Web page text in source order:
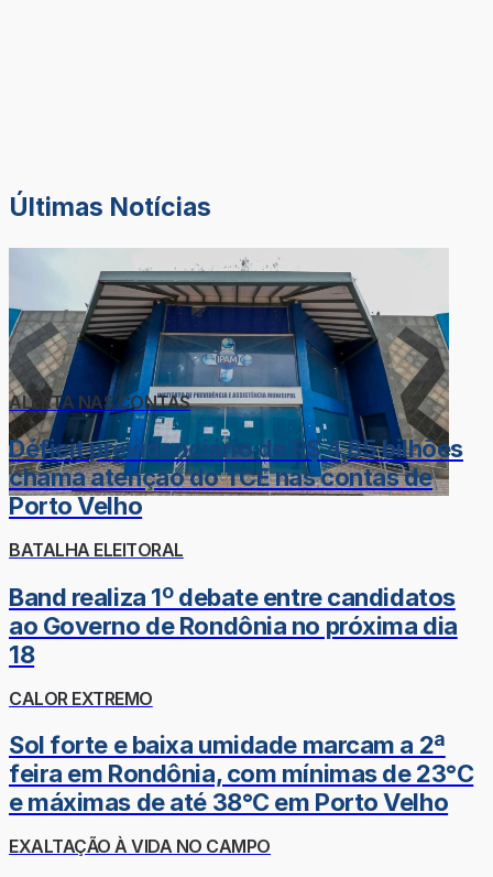
Últimas Notícias
ALERTA NAS CONTAS
Déficit previdenciário de R$ 4,85 bilhões
chama atenção do TCE nas contas de
Porto Velho
BATALHA ELEITORAL
Band realiza 1º debate entre candidatos
ao Governo de Rondônia no próxima dia
18
CALOR EXTREMO
Sol forte e baixa umidade marcam a 2ª
feira em Rondônia, com mínimas de 23°C
e máximas de até 38°C em Porto Velho
EXALTAÇÃO À VIDA NO CAMPO